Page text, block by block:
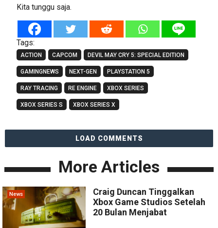
Kita tunggu saja.
Tags:
ACTION CAPCOM DEVIL MAY CRY 5: SPECIAL EDITION
GAMINGNEWS NEXT-GEN PLAYSTATION 5
RAY TRACING RE ENGINE XBOX SERIES
XBOX SERIES S XBOX SERIES X
LOAD COMMENTS
More Articles
News
Craig Duncan Tinggalkan
Xbox Game Studios Setelah
20 Bulan Menjabat